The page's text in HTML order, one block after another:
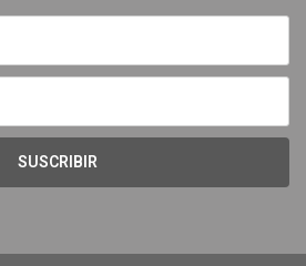
SUSCRIBIR